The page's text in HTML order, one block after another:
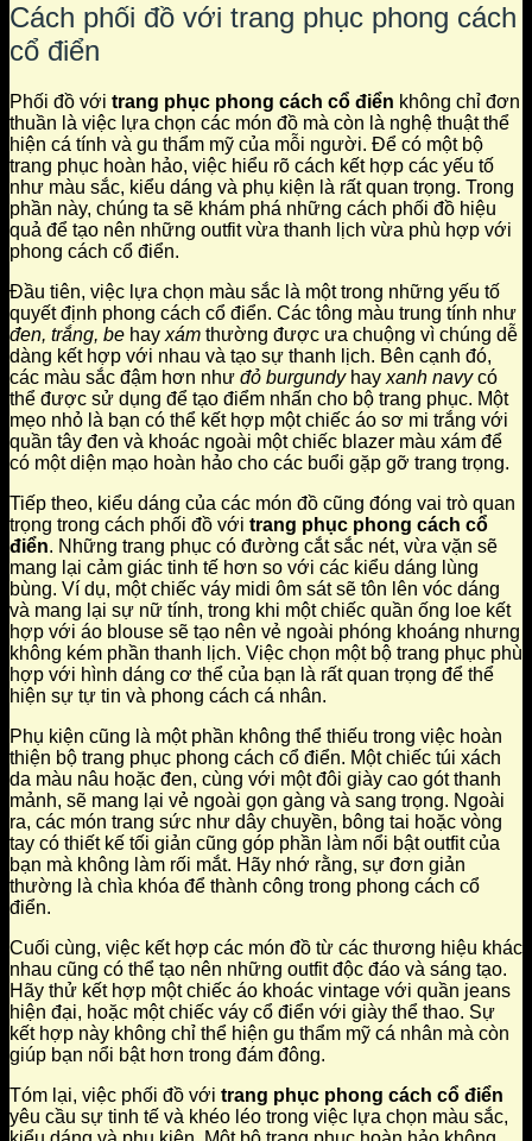
Cách phối đồ với trang phục phong cách
cổ điển
Phối đồ với trang phục phong cách cổ điển không chỉ đơn
thuần là việc lựa chọn các món đồ mà còn là nghệ thuật thể
hiện cá tính và gu thẩm mỹ của mỗi người. Để có một bộ
trang phục hoàn hảo, việc hiểu rõ cách kết hợp các yếu tố
như màu sắc, kiểu dáng và phụ kiện là rất quan trọng. Trong
phần này, chúng ta sẽ khám phá những cách phối đồ hiệu
quả để tạo nên những outfit vừa thanh lịch vừa phù hợp với
phong cách cổ điển.
Đầu tiên, việc lựa chọn màu sắc là một trong những yếu tố
quyết định phong cách cổ điển. Các tông màu trung tính như
đen, trắng, be hay xám thường được ưa chuộng vì chúng dễ
dàng kết hợp với nhau và tạo sự thanh lịch. Bên cạnh đó,
các màu sắc đậm hơn như đỏ burgundyhay xanh navycó
thể được sử dụng để tạo điểm nhấn cho bộ trang phục. Một
mẹo nhỏ là bạn có thể kết hợp một chiếc áo sơ mi trắng với
quần tây đen và khoác ngoài một chiếc blazer màu xám để
có một diện mạo hoàn hảo cho các buổi gặp gỡ trang trọng.
Tiếp theo, kiểu dáng của các món đồ cũng đóng vai trò quan
trọng trong cách phối đồ với trang phục phong cách cổ
điển. Những trang phục có đường cắt sắc nét, vừa vặn sẽ
mang lại cảm giác tinh tế hơn so với các kiểu dáng lùng
bùng. Ví dụ, một chiếc váy midi ôm sát sẽ tôn lên vóc dáng
và mang lại sự nữ tính, trong khi một chiếc quần ống loe kết
hợp với áo blouse sẽ tạo nên vẻ ngoài phóng khoáng nhưng
không kém phần thanh lịch. Việc chọn một bộ trang phục phù
hợp với hình dáng cơ thể của bạn là rất quan trọng để thể
hiện sự tự tin và phong cách cá nhân.
Phụ kiện cũng là một phần không thể thiếu trong việc hoàn
thiện bộ trang phục phong cách cổ điển. Một chiếc túi xách
da màu nâu hoặc đen, cùng với một đôi giày cao gót thanh
mảnh, sẽ mang lại vẻ ngoài gọn gàng và sang trọng. Ngoài
ra, các món trang sức như dây chuyền, bông tai hoặc vòng
tay có thiết kế tối giản cũng góp phần làm nổi bật outfit của
bạn mà không làm rối mắt. Hãy nhớ rằng, sự đơn giản
thường là chìa khóa để thành công trong phong cách cổ
điển.
Cuối cùng, việc kết hợp các món đồ từ các thương hiệu khác
nhau cũng có thể tạo nên những outfit độc đáo và sáng tạo.
Hãy thử kết hợp một chiếc áo khoác vintage với quần jeans
hiện đại, hoặc một chiếc váy cổ điển với giày thể thao. Sự
kết hợp này không chỉ thể hiện gu thẩm mỹ cá nhân mà còn
giúp bạn nổi bật hơn trong đám đông.
Tóm lại, việc phối đồ với trang phục phong cách cổ điển
yêu cầu sự tinh tế và khéo léo trong việc lựa chọn màu sắc,